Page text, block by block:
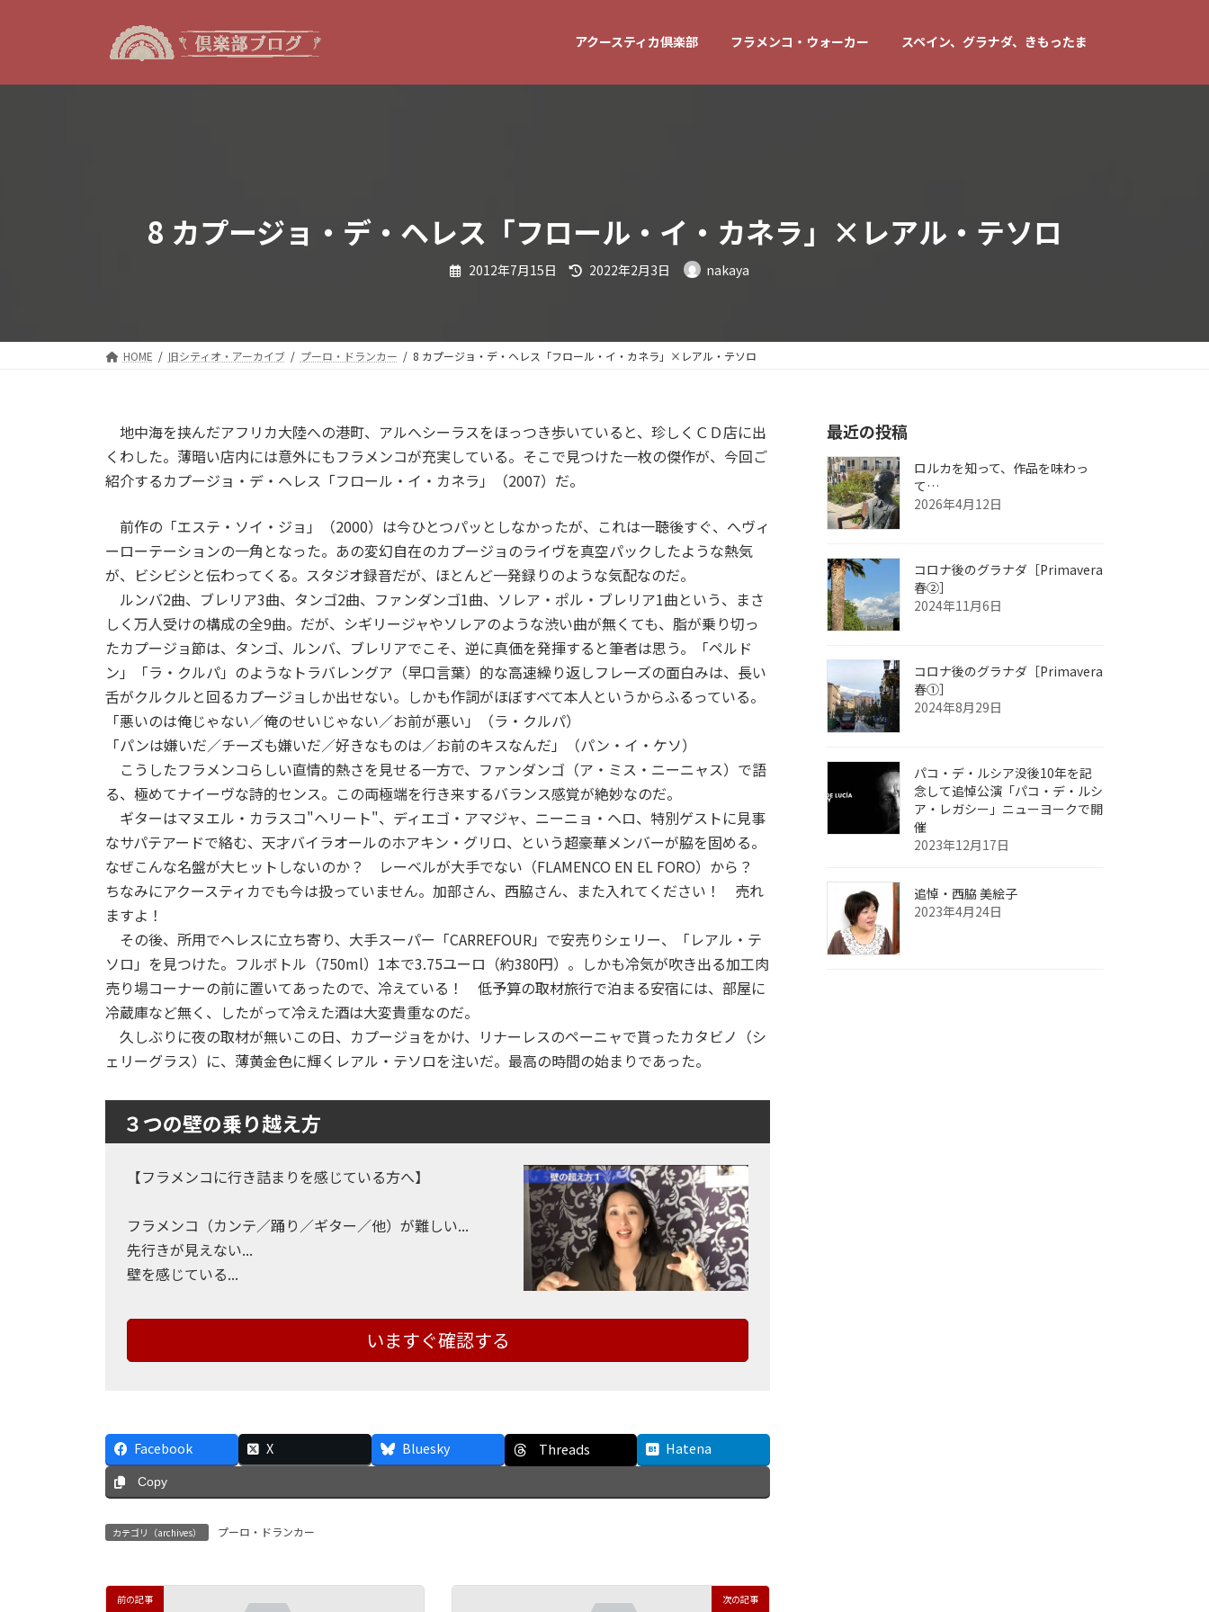
アクースティカ倶楽部 フラメンコ・ウォーカー スペイン、グラナダ、きもったま
8 カプージョ・デ・ヘレス「フロール・イ・カネラ」×レアル・テソロ
2012年7月15日 最
終
:
2022年2月3日 nakaya
HOME 旧シティオ・アーカイブ プーロ・ドランカー 8 カプージョ・デ・ヘレス「フロール・イ・カネラ」×レアル・テソロ
地中海を挟んだアフリカ大陸への港町、アルへシーラスをほっつき歩いていると、珍しくＣＤ店に出
くわした。薄暗い店内には意外にもフラメンコが充実している。そこで見つけた一枚の傑作が、今回ご
紹介するカプージョ・デ・ヘレス「フロール・イ・カネラ」（2007）だ。
前作の「エステ・ソイ・ジョ」（2000）は今ひとつパッとしなかったが、これは一聴後すぐ、へヴィ
ーローテーションの一角となった。あの変幻自在のカプージョのライヴを真空パックしたような熱気
が、ビシビシと伝わってくる。スタジオ録音だが、ほとんど一発録りのような気配なのだ。
ルンバ2曲、ブレリア3曲、タンゴ2曲、ファンダンゴ1曲、ソレア・ポル・ブレリア1曲という、まさ
しく万人受けの構成の全9曲。だが、シギリージャやソレアのような渋い曲が無くても、脂が乗り切っ
たカプージョ節は、タンゴ、ルンバ、ブレリアでこそ、逆に真価を発揮すると筆者は思う。「ペルド
ン」「ラ・クルパ」のようなトラバレングア（早口言葉）的な高速繰り返しフレーズの面白みは、長い
舌がクルクルと回るカプージョしか出せない。しかも作詞がほぼすべて本人というからふるっている。
「悪いのは俺じゃない／俺のせいじゃない／お前が悪い」（ラ・クルパ）
「パンは嫌いだ／チーズも嫌いだ／好きなものは／お前のキスなんだ」（パン・イ・ケソ）
こうしたフラメンコらしい直情的熱さを見せる一方で、ファンダンゴ（ア・ミス・ニーニャス）で語
る、極めてナイーヴな詩的センス。この両極端を行き来するバランス感覚が絶妙なのだ。
ギターはマヌエル・カラスコ"ヘリート"、ディエゴ・アマジャ、ニーニョ・ヘロ、特別ゲストに見事
なサパテアードで絡む、天才バイラオールのホアキン・グリロ、という超豪華メンバーが脇を固める。
なぜこんな名盤が大ヒットしないのか？ レーベルが大手でない（FLAMENCO EN EL FORO）から？
ちなみにアクースティカでも今は扱っていません。加部さん、西脇さん、また入れてください！ 売れ
ますよ！
その後、所用でヘレスに立ち寄り、大手スーパー「CARREFOUR」で安売りシェリー、「レアル・テ
ソロ」を見つけた。フルボトル（750ml）1本で3.75ユーロ（約380円）。しかも冷気が吹き出る加工肉
売り場コーナーの前に置いてあったので、冷えている！ 低予算の取材旅行で泊まる安宿には、部屋に
冷蔵庫など無く、したがって冷えた酒は大変貴重なのだ。
久しぶりに夜の取材が無いこの日、カプージョをかけ、リナーレスのペーニャで貰ったカタビノ（シ
ェリーグラス）に、薄黄金色に輝くレアル・テソロを注いだ。最高の時間の始まりであった。
３つの壁の乗り越え方
【フラメンコに行き詰まりを感じている方へ】
フラメンコ（カンテ／踊り／ギター／他）が難しい...
先行きが見えない...
壁を感じている...
いますぐ確認する
Facebook X Bluesky Threads Hatena
Copy
カテゴリ（archives） プーロ・ドランカー
前の記事 次の記事
最近の投稿
ロルカを知って、作品を味わっ
て…
2026年4月12日
コロナ後のグラナダ［Primavera
春②］
2024年11月6日
コロナ後のグラナダ［Primavera
春①］
2024年8月29日
パコ・デ・ルシア没後10年を記
念して追悼公演「パコ・デ・ルシ
ア・レガシー」ニューヨークで開
催
2023年12月17日
追悼・西脇 美絵子
2023年4月24日